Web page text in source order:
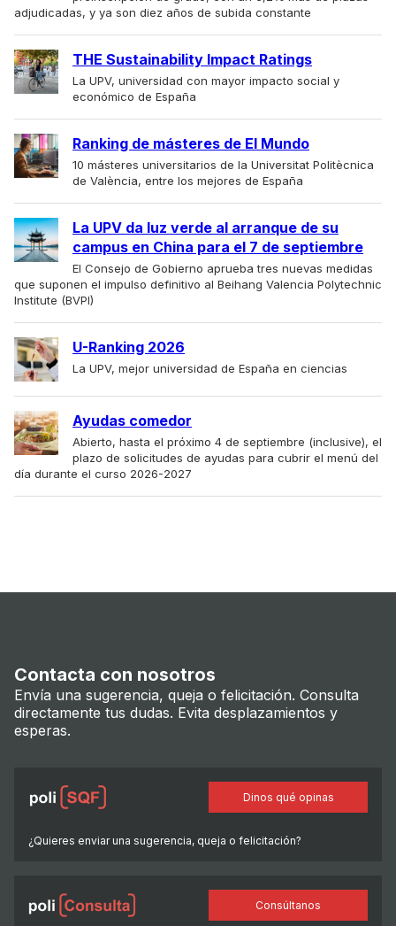
adjudicadas, y ya son diez años de subida constante
THE Sustainability Impact Ratings
La UPV, universidad con mayor impacto social y
económico de España
Ranking de másteres de El Mundo
10 másteres universitarios de la Universitat Politècnica
de València, entre los mejores de España
La UPV da luz verde al arranque de su
campus en China para el 7 de septiembre
El Consejo de Gobierno aprueba tres nuevas medidas
que suponen el impulso definitivo al Beihang Valencia Polytechnic
Institute (BVPI)
U-Ranking 2026
La UPV, mejor universidad de España en ciencias
Ayudas comedor
Abierto, hasta el próximo 4 de septiembre (inclusive), el
plazo de solicitudes de ayudas para cubrir el menú del
día durante el curso 2026-2027
Contacta con nosotros
Envía una sugerencia, queja o felicitación. Consulta
directamente tus dudas. Evita desplazamientos y
esperas.
¿Quieres enviar una sugerencia, queja o felicitación?
Dinos qué opinas
Consúltanos